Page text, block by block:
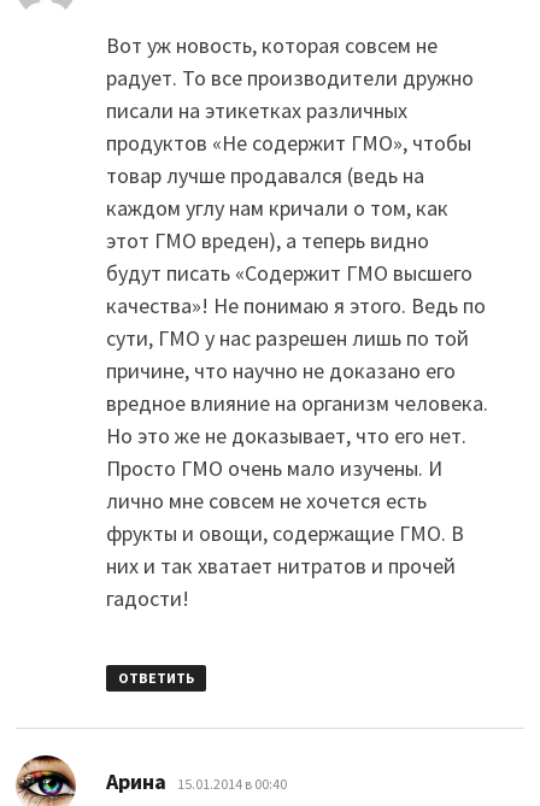
Вот уж новость, которая совсем не
радует. То все производители дружно
писали на этикетках различных
продуктов «Не содержит ГМО», чтобы
товар лучше продавался (ведь на
каждом углу нам кричали о том, как
этот ГМО вреден), а теперь видно
будут писать «Содержит ГМО высшего
качества»! Не понимаю я этого. Ведь по
сути, ГМО у нас разрешен лишь по той
причине, что научно не доказано его
вредное влияние на организм человека.
Но это же не доказывает, что его нет.
Просто ГМО очень мало изучены. И
лично мне совсем не хочется есть
фрукты и овощи, содержащие ГМО. В
них и так хватает нитратов и прочей
гадости!
ОТВЕТИТЬ
Арина 15.01.2014 в 00:40